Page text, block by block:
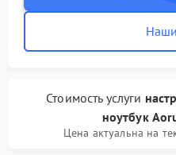
Стоимость услуги
ноутбук
Цена актуальна на